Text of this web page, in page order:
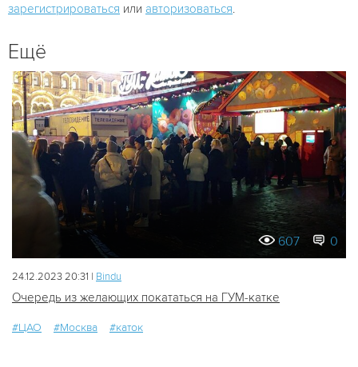
зарегистрироваться или авторизоваться
Ещё
607 0
24.12.2023 20:31 | Bindu
Очередь из желающих покататься на ГУМ-катке
#ЦАО #Москва #каток